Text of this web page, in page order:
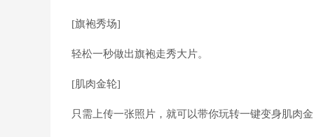
[旗袍秀场]
轻松一秒做出旗袍走秀大片。
[肌肉金轮]
只需上传一张照片，就可以带你玩转一键变身肌肉金